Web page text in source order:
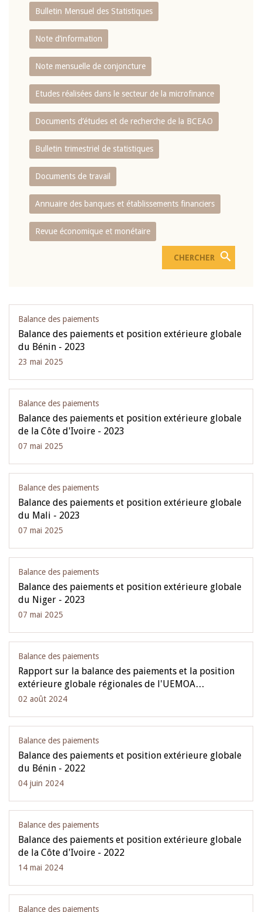
Bulletin Mensuel des Statistiques
Note d’information
Note mensuelle de conjoncture
Etudes réalisées dans le secteur de la microfinance
Documents d’études et de recherche de la BCEAO
Bulletin trimestriel de statistiques
Documents de travail
Annuaire des banques et établissements financiers
Revue économique et monétaire
Balance des paiements
Balance des paiements et position extérieure globale
du Bénin - 2023
23 mai 2025
Balance des paiements
Balance des paiements et position extérieure globale
de la Côte d'Ivoire - 2023
07 mai 2025
Balance des paiements
Balance des paiements et position extérieure globale
du Mali - 2023
07 mai 2025
Balance des paiements
Balance des paiements et position extérieure globale
du Niger - 2023
07 mai 2025
Balance des paiements
Rapport sur la balance des paiements et la position
extérieure globale régionales de l'UEMOA…
02 août 2024
Balance des paiements
Balance des paiements et position extérieure globale
du Bénin - 2022
04 juin 2024
Balance des paiements
Balance des paiements et position extérieure globale
de la Côte d'Ivoire - 2022
14 mai 2024
Balance des paiements